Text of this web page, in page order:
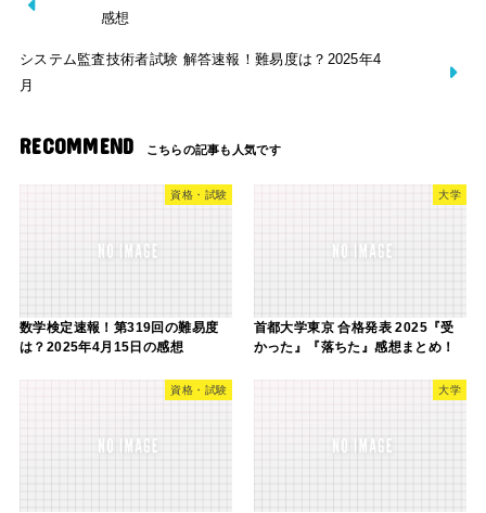
感想
システム監査技術者試験 解答速報！難易度は？2025年4
月
RECOMMEND
資格・試験
数学検定速報！第319回の難易度
は？2025年4月15日の感想
大学
首都大学東京 合格発表 2025『受
かった』『落ちた』感想まとめ！
資格・試験 大学